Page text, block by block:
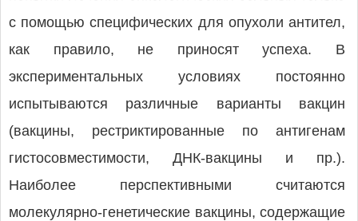
с помощью специфических для опухоли антител,
как правило, не приносят успеха. В
экспериментальных условиях постоянно
испытываются различные варианты вакцин
(вакцины, рестриктированные по антигенам
гистосовместимости, ДНК-вакцины и пр.).
Наиболее перспективными считаются
молекулярно-генетические вакцины, содержащие